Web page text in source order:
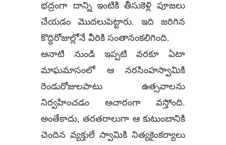
భద్రంగా దాన్ని ఇంటికి తీసుకెళ్లి పూజలు
చేయడం మొదలుపెట్టారు. ఇది జరిగిన
కొద్దిరోజుల్లోనే వీరికి సంతానంకలిగింది.
ఆనాటి నుండి ఇప్పటి వరకూ ఏటా
మాఘమాసంలో ఆ నరసింహస్వామికి
రెండురోజులపాటు ఉత్సవాలను
నిర్వహించడం ఆచారంగా వస్తోంది.
అంతేకాదు, తరతరాలుగా ఆ కుటుంబానికి
చెందిన వ్యక్తులే స్వామికి నిత్యకైంకర్యాలు